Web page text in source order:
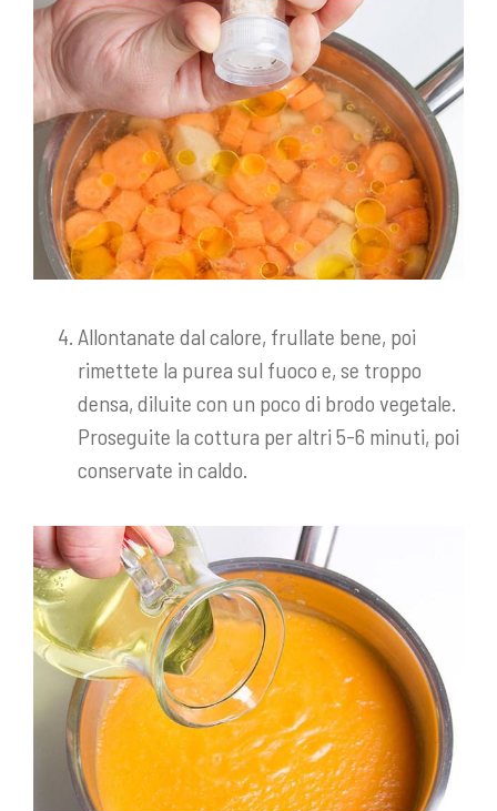
Allontanate dal calore, frullate bene, poi
rimettete la purea sul fuoco e, se troppo
densa, diluite con un poco di brodo vegetale.
Proseguite la cottura per altri 5-6 minuti, poi
conservate in caldo.